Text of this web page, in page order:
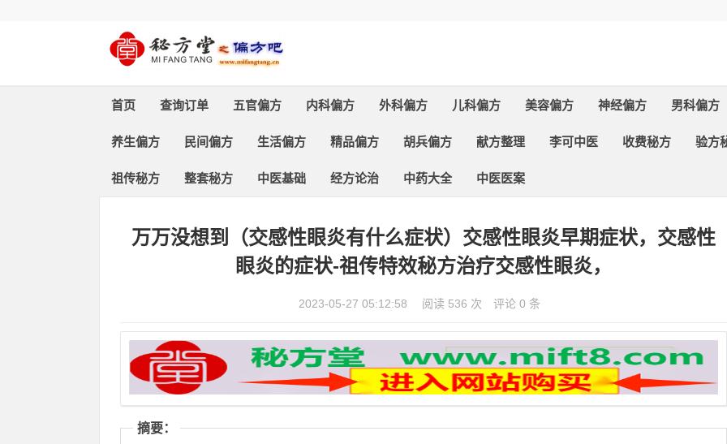
首页 查询订单 五官偏方 内科偏方 外科偏方 儿科偏方 美容偏方 神经偏方 男科偏方
养生偏方 民间偏方 生活偏方 精品偏方 胡兵偏方 献方整理 李可中医 收费秘方 验方
祖传秘方 整套秘方 中医基础 经方论治 中药大全 中医医案
万万没想到（交感性眼炎有什么症状）交感性眼炎早期症状，交感性
眼炎的症状-祖传特效秘方治疗交感性眼炎，
2023-05-27 05:12:58 阅读 536 次 评论 0 条
摘要：